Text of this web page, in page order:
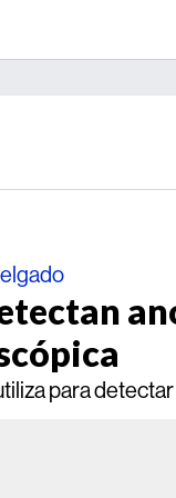
para